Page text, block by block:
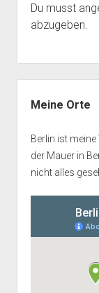
Du musst
abzugeben.
Meine Orte
Berlin ist meine
der Mauer in
nicht alles